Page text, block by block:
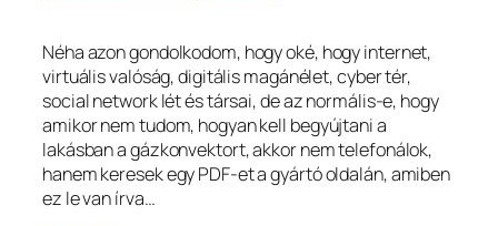
Néha azon gondolkodom, hogy oké, hogy internet,
virtuális valóság, digitális magánélet, cyber tér,
social network lét és társai, de az normális-e, hogy
amikor nem tudom, hogyan kell begyújtani a
lakásban a gázkonvektort, akkor nem telefonálok,
hanem keresek egy PDF-et a gyártó oldalán, amiben
ez le van írva…